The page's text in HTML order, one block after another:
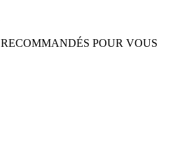
RECOMMANDÉS POUR VOUS